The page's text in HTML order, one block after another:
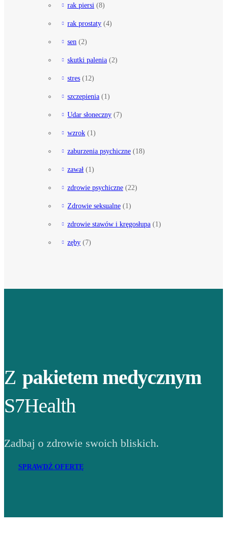
rak piersi (8)
rak prostaty (4)
sen (2)
skutki palenia (2)
stres (12)
szczepienia (1)
Udar słoneczny (7)
wzrok (1)
zaburzenia psychiczne (18)
zawał (1)
zdrowie psychiczne (22)
Zdrowie seksualne (1)
zdrowie stawów i kręgosłupa (1)
zęby (7)
Z pakietem medycznym
S7Health
Zadbaj o zdrowie swoich bliskich.
SPRAWDŹ OFERTĘ